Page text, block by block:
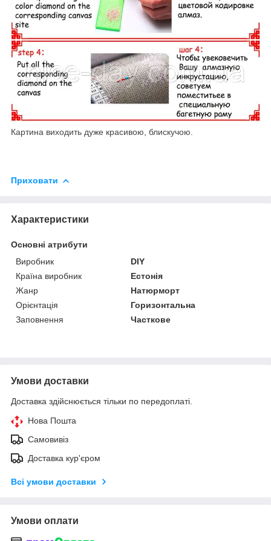
Картина виходить дуже красивою, блискучою.
Приховати
Характеристики
Основні атрибути
Виробник
DIY
Країна виробник
Естонія
Жанр
Натюрморт
Орієнтація
Горизонтальна
Заповнення
Часткове
Умови доставки
Доставка здійснюється тільки по передоплаті.
Нова Пошта
Самовивіз
Доставка кур'єром
Всі умови доставки
Умови оплати